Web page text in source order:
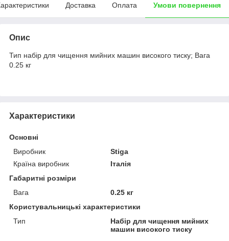
Доставка Оплата Умови повернення
Опис
Тип набір для чищення мийних машин високого тиску; Вага
0.25 кг
Характеристики
Основні
Виробник
Stiga
Країна виробник
Італія
Габаритні розміри
Вага
0.25 кг
Користувальницькі характеристики
Тип
Набір для чищення мийних
машин високого тиску